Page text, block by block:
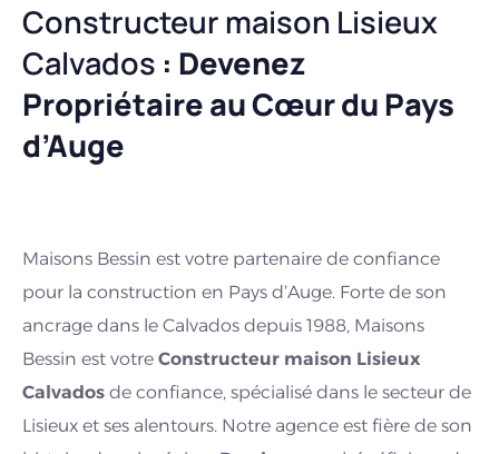
Constructeur maison Lisieux
Calvados : Devenez
Propriétaire au Cœur du Pays
d’Auge
Maisons Bessin est votre partenaire de confiance
pour la construction en Pays d’Auge. Forte de son
ancrage dans le Calvados depuis 1988, Maisons
Bessin est votre Constructeur maison Lisieux
Calvados de confiance, spécialisé dans le secteur de
Lisieux et ses alentours. Notre agence est fière de son